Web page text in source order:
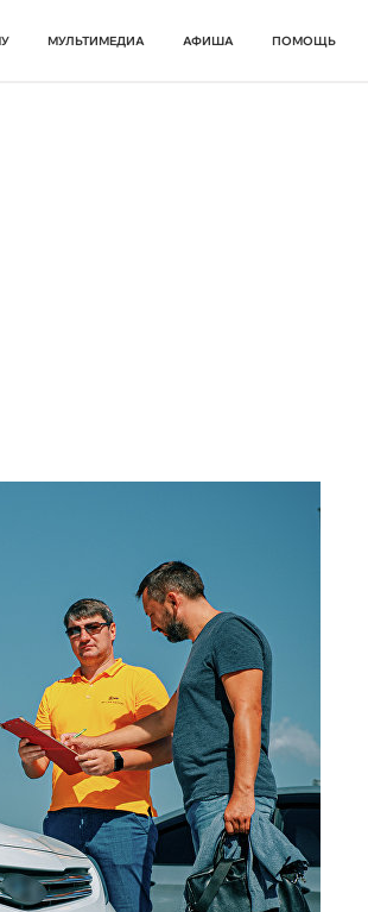
МУЛЬТИМЕДИА АФИША ПОМОЩЬ